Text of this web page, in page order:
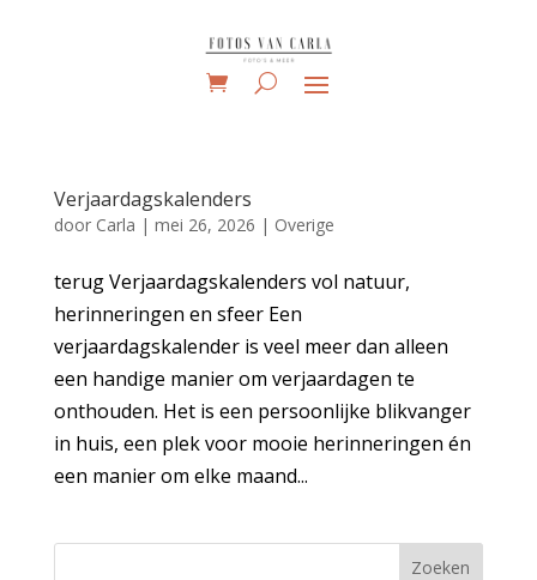
Verjaardagskalenders
door Carla | mei 26, 2026 | Overige
terug Verjaardagskalenders vol natuur,
herinneringen en sfeer Een
verjaardagskalender is veel meer dan alleen
een handige manier om verjaardagen te
onthouden. Het is een persoonlijke blikvanger
in huis, een plek voor mooie herinneringen én
een manier om elke maand...
Zoeken